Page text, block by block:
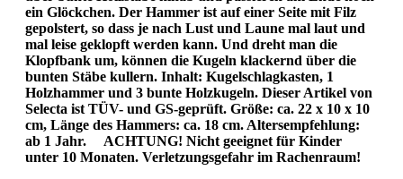
ein Glöckchen. Der Hammer ist auf einer Seite mit Filz
gepolstert, so dass je nach Lust und Laune mal laut und
mal leise geklopft werden kann. Und dreht man die
Klopfbank um, können die Kugeln klackernd über die
bunten Stäbe kullern. Inhalt: Kugelschlagkasten, 1
Holzhammer und 3 bunte Holzkugeln. Dieser Artikel von
Selecta ist TÜV- und GS-geprüft. Größe: ca. 22 x 10 x 10
cm, Länge des Hammers: ca. 18 cm. Altersempfehlung:
ab 1 Jahr. ACHTUNG! Nicht geeignet für Kinder
unter 10 Monaten. Verletzungsgefahr im Rachenraum!